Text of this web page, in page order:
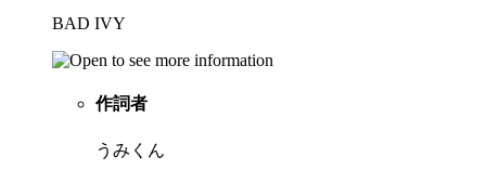
BAD IVY
作詞者
うみくん